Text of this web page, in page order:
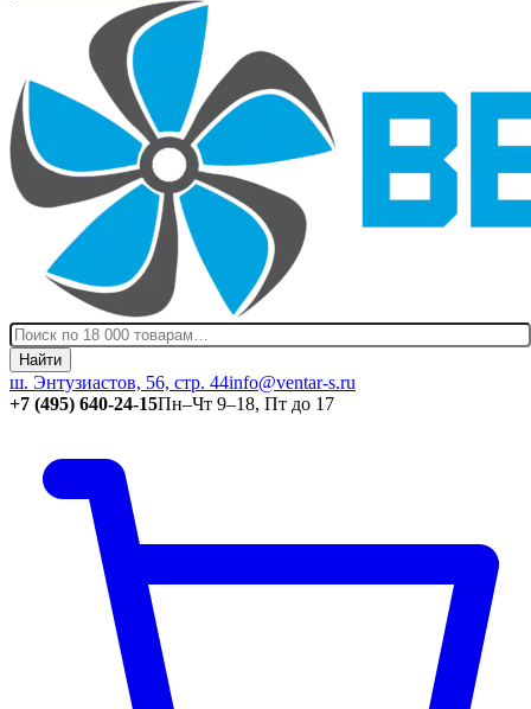
Найти
ш. Энтузиастов, 56, стр. 44info@ventar-s.ru
+7 (495) 640-24-15Пн–Чт 9–18, Пт до 17